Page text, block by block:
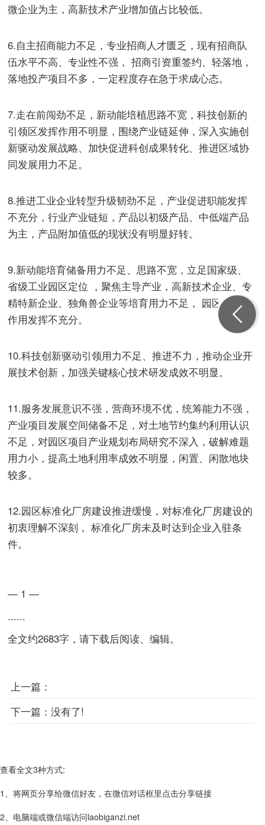
微企业为主，高新技术产业增加值占比较低。
6.自主招商能力不足，专业招商人才匮乏，现有招商队
伍水平不高、专业性不强， 招商引资重签约、轻落地，
落地投产项目不多，一定程度存在急于求成心态。
7.走在前闯劲不足，新动能培植思路不宽，科技创新的
引领区发挥作用不明显，围绕产业链延伸，深入实施创
新驱动发展战略、加快促进科创成果转化、推进区域协
同发展用力不足。
8.推进工业企业转型升级韧劲不足，产业促进职能发挥
不充分，行业产业链短，产品以初级产品、中低端产品
为主，产品附加值低的现状没有明显好转。
9.新动能培育储备用力不足、思路不宽，立足国家级、
省级工业园区定位 ，聚焦主导产业，高新技术企业、专
精特新企业、独角兽企业等培育用力不足， 园区孵化器
作用发挥不充分。
10.科技创新驱动引领用力不足、推进不力，推动企业开
展技术创新，加强关键核心技术研发成效不明显。
11.服务发展意识不强，营商环境不优，统筹能力不强，
产业项目发展空间储备不足，对土地节约集约利用认识
不足，对园区项目产业规划布局研究不深入，破解难题
用力小，提高土地利用率成效不明显，闲置、闲散地块
较多。
12.园区标准化厂房建设推进缓慢，对标准化厂房建设的
初衷理解不深刻， 标准化厂房未及时达到企业入驻条
件。
— 1 —
......
全文约2683字，请下载后阅读、编辑。
上一篇：
下一篇： 没有了!
查看全文3种方式:
1、将网页分享给微信好友，在微信对话框里点击分享链接
2、电脑端或微信端访问laobiganzi.net